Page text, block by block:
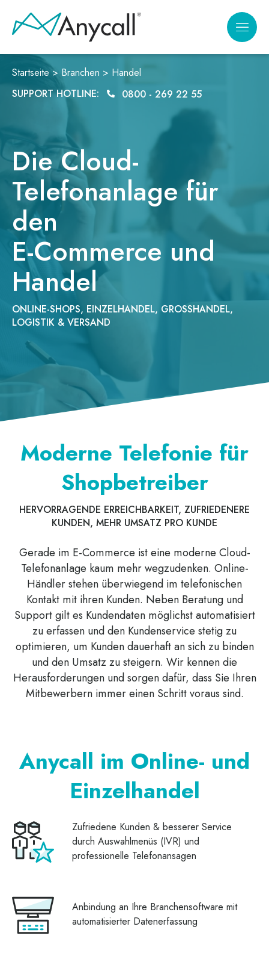
Inhalt
springen
Startseite > Branchen > Handel
SUPPORT HOTLINE:
0800 - 269 22 55
Die Cloud-
Telefonanlage für
den
E-Commerce und
Handel
ONLINE-SHOPS, EINZELHANDEL, GROSSHANDEL, L
OGISTIK & VERSAND
Moderne Telefonie für
Shopbetreiber
HERVORRAGENDE ERREICHBARKEIT, ZUFRIEDENERE
KUNDEN, MEHR UMSATZ PRO KUNDE
Gerade im E-Commerce ist eine moderne Cloud-
Telefonanlage kaum mehr wegzudenken. Online-
Händler stehen überwiegend im telefonischen
Kontakt mit ihren Kunden. Neben Beratung und
Support gilt es Kundendaten möglichst automatisiert
zu erfassen und den Kundenservice stetig zu
optimieren, um Kunden dauerhaft an sich zu binden
und den Umsatz zu steigern. Wir kennen die
Herausforderungen und sorgen dafür, dass Sie Ihren
Mitbewerbern immer einen Schritt voraus sind.
Anycall im Online- und
Einzelhandel
Zufriedene Kunden & besserer Service
durch Auswahlmenüs (IVR) und
professionelle Telefonansagen
Anbindung an Ihre Branchensoftware mit
automatisierter Datenerfassung